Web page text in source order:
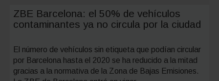
ZBE Barcelona: el 50% de vehículos
contaminantes ya no circula por la ciudad
El número de vehículos sin etiqueta que podían circular
por Barcelona hasta el 2020 se ha reducido a la mitad
gracias a la normativa de la Zona de Bajas Emisiones.